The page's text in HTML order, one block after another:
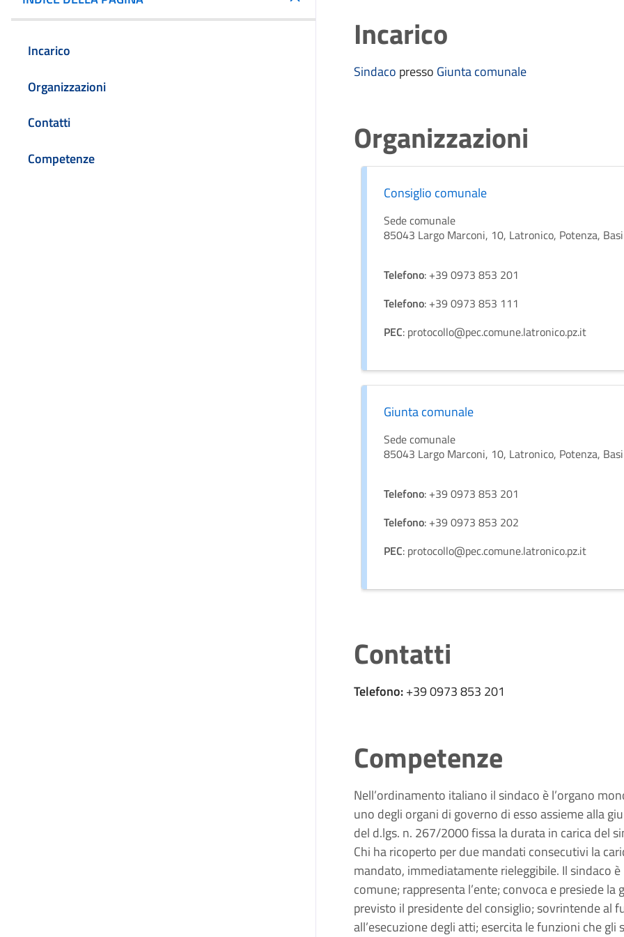
Incarico
Organizzazioni
Contatti
Competenze
Incarico
Sindaco presso Giunta comunale
Organizzazioni
Consiglio comunale
Sede comunale
85043 Largo Marconi, 10, Latronico, Potenza,
Telefono: +39 0973 853 201
Telefono: +39 0973 853 111
PEC: protocollo@pec.comune.latronico.pz.it
Giunta comunale
Sede comunale
85043 Largo Marconi, 10, Latronico, Potenza,
Telefono: +39 0973 853 201
Telefono: +39 0973 853 202
PEC: protocollo@pec.comune.latronico.pz.it
Contatti
Telefono:+39 0973 853 201
Competenze
Nell’ordinamento italiano il sindaco è l’organo
uno degli organi di governo di esso assieme alla
del d.lgs. n. 267/2000 fissa la durata in carica del
Chi ha ricoperto per due mandati consecutivi la
mandato, immediatamente rieleggibile. Il sindaco
comune; rappresenta l’ente; convoca e presiede
previsto il presidente del consiglio; sovrintende al
all’esecuzione degli atti; esercita le funzioni che